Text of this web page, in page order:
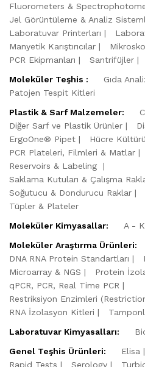
Fluorometers &
Jel Görüntüleme & Analiz
Laboratuvar Printerları
Manyetik Karıştırıcılar
PCR Ekipmanları
Santrifüjler
Moleküler Teşhis :
Gıda
Patojen Tespit Kitleri
Plastik & Sarf Malzemeler:
Diğer Sarf ve Plastik Ürünler
ErgoOne® Pipet
Hücre Kültürü
PCR Plateleri, Filmleri & Matlar
Reservoirs & Labeling
Saklama Kutuları & Çalışma
Soğutucu & Dondurucu Raklar
Tüpler & Plateler
Moleküler Kimyasallar:
A - K
Moleküler Araştırma Ürünleri:
DNA RNA Protein Standartları
Microarray & NGS
Protein
qPCR, PCR, Real Time PCR
Restriksiyon Enzimleri
RNA İzolasyon Kitleri
Laboratuvar Kimyasalları:
Genel Teşhis Ürünleri:
Elisa
Rapid Tests
Serology